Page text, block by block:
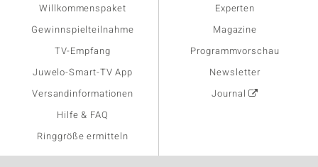
Willkommenspaket
Gewinnspielteilnahme
TV-Empfang
Juwelo-Smart-TV App
Versandinformationen
Hilfe & FAQ
Ringgröße ermitteln
Experten
Magazine
Programmvorschau
Newsletter
Journal